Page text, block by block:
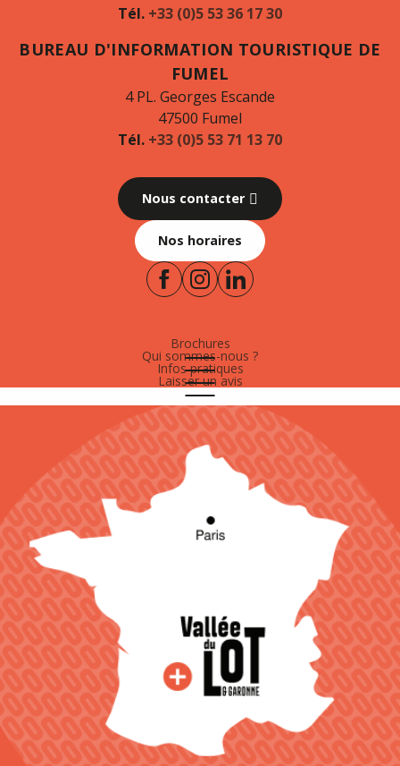
Tél. +33 (0)5 53 36 17 30
BUREAU D'INFORMATION TOURISTIQUE DE
FUMEL
4 PL. Georges Escande
47500 Fumel
Tél. +33 (0)5 53 71 13 70
Nous contacter
Nos horaires
Brochures
Qui sommes-nous ?
Infos pratiques
Laisser un avis